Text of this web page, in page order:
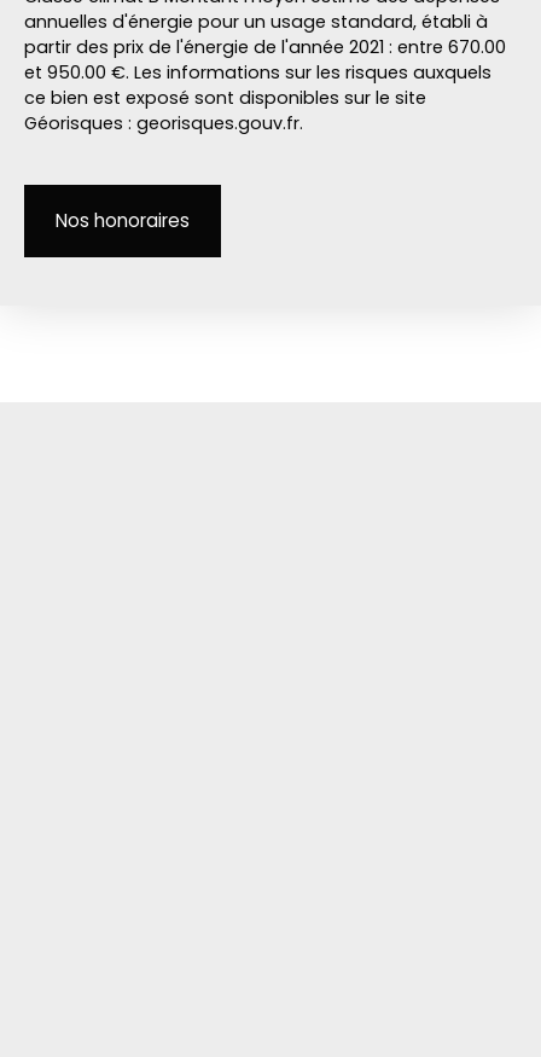
annuelles d'énergie pour un usage standard, établi à
partir des prix de l'énergie de l'année 2021 : entre 670.00
et 950.00 €. Les informations sur les risques auxquels
ce bien est exposé sont disponibles sur le site
Géorisques : georisques.gouv.fr.
Nos honoraires